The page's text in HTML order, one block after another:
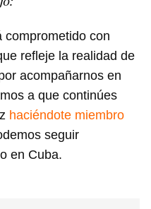
con
refleje la realidad de
acompañarnos en
a que continúes
haciéndote miembro
seguir
en Cuba.